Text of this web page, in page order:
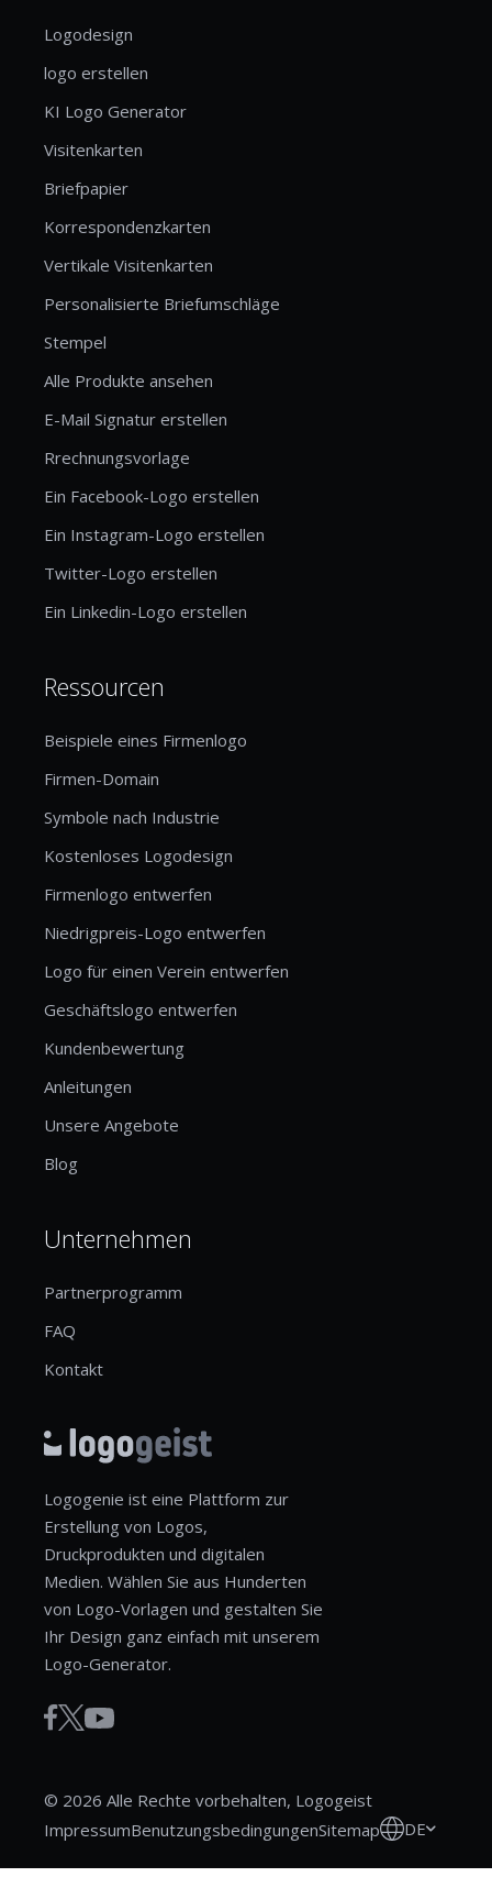
Logodesign
logo erstellen
KI Logo Generator
Visitenkarten
Briefpapier
Korrespondenzkarten
Vertikale Visitenkarten
Personalisierte Briefumschläge
Stempel
Alle Produkte ansehen
E-Mail Signatur erstellen
Rrechnungsvorlage
Ein Facebook-Logo erstellen
Ein Instagram-Logo erstellen
Twitter-Logo erstellen
Ein Linkedin-Logo erstellen
Ressourcen
Beispiele eines Firmenlogo
Firmen-Domain
Symbole nach Industrie
Kostenloses Logodesign
Firmenlogo entwerfen
Niedrigpreis-Logo entwerfen
Logo für einen Verein entwerfen
Geschäftslogo entwerfen
Kundenbewertung
Anleitungen
Unsere Angebote
Blog
Unternehmen
Partnerprogramm
FAQ
Kontakt
Logogenie ist eine Plattform zur
Erstellung von Logos,
Druckprodukten und digitalen
Medien. Wählen Sie aus Hunderten
von Logo-Vorlagen und gestalten Sie
Ihr Design ganz einfach mit unserem
Logo-Generator.
© 2026 Alle Rechte vorbehalten, Logogeist
ImpressumBenutzungsbedingungenSitemap DE